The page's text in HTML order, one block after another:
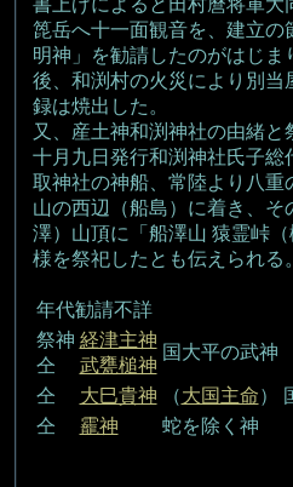
箆岳へ十一面観音を、建立の
明神」を勧請したのがはじま
後、和渕村の火災により別当
録は焼出した。
又、産土神和渕神社の由緒
十月九日発行和渕神社氏子総
取神社の神船、常陸より八重
山の西辺（船島）に着き、そ
澤）山頂に「船澤山 猿霊峠
様を祭祀したとも伝えられる。
年代勧請不詳
祭神
仝
経津主神
武甕槌神
国大平の武神
仝 大巳貴神 （大国主命）
仝
靇神 蛇を除く神